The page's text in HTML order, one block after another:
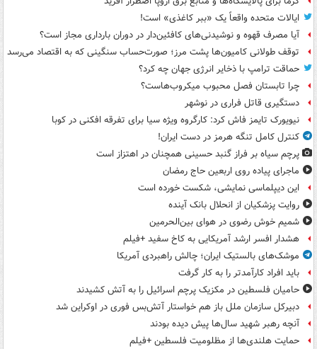
ایالات متحده واقعاً یک «ببر کاغذی» است!
آیا مصرف قهوه و نوشیدنی‌های کافئین‌دار در دوران بارداری مجاز است؟
توقف طولانی کامیون‌ها پشت مرز؛ صورت‌حساب سنگینی که به اقتصاد می‌رسد
حماقت ترامپ با ذخایر انرژی جهان چه کرد؟
چرا تابستان فصل محبوب میکروب‌هاست؟
دستگیری قاتل فراری در نوشهر
نیویورک تایمز فاش کرد: کارگروه ویژه سیا برای تفرقه افکنی در کوبا
کنترل کامل تنگه هرمز در دست ایران!
پرچم سیاه بر فراز گنبد حسینی همچنان در اهتزاز است
ماجرای پیاده روی اربعین حاج رمضان
این دیپلماسی نمایشی، شکست خورده است
روایت پزشکیان از انحلال بانک آینده
شمیم خوش رضوی در هوای بین‌الحرمین
هشدار افسر ارشد آمریکایی به کاخ سفید +فیلم
موشک‌های بالستیک ایران؛ چالش راهبردی آمریکا
باید افراد کارآمدتر را به کار گرفت
حامیان فلسطین در مکزیک پرچم اسرائیل را به آتش کشیدند
دبیرکل سازمان ملل باز هم خواستار آتش‌بس فوری در اوکراین شد
آنچه رهبر شهید سال‌ها پیش دیده بودند
حمایت هلندی‌ها از مظلومیت فلسطین +فیلم